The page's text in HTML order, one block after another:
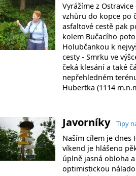
Vyrážíme z
vzhůru do kopce po
asfaltové cestě pak
kolem Bučacího
Holubčankou k
cesty - Smrku ve
čeká klesání a také
nepřehledném
Hubertka (1114
Javorníky Tipy
Naším cílem je dnes
víkend je hlášeno
úplně jasná obloha
optimistickou